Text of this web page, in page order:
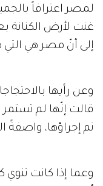
لمصر اعترافاً
غنت لأرض الكنانة
إلى أنّ مصر هي
وعن رأيها
قالت إنّها لم
تم إجراؤها، واصفةً
وعما إذا كانت تنوي